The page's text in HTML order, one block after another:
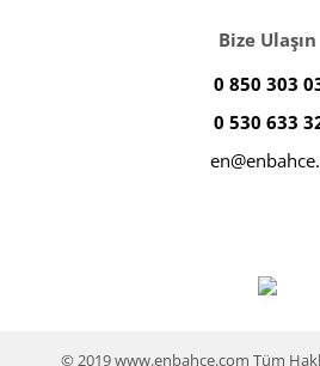
Bize Ulaşın
0 850 303
0 530 633
© 2019 www.enbahce.com Tüm